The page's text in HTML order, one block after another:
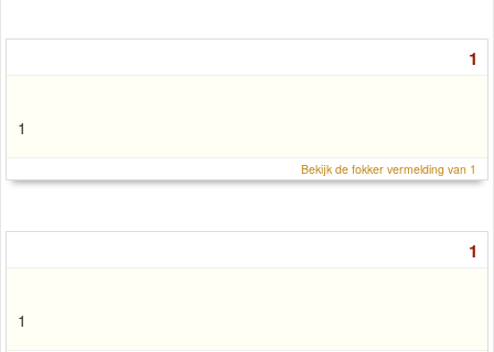
1
1
Bekijk de fokker vermelding van 1
1
1